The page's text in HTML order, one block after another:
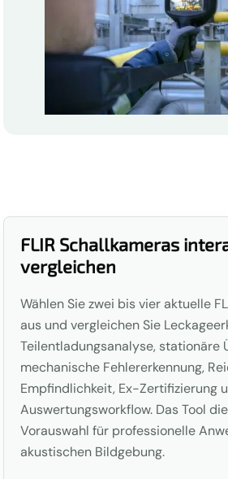
FLIR Schallkameras
vergleichen
Wählen Sie zwei bis vier aktuelle
aus und vergleichen Sie
Teilentladungsanalyse, stationäre
mechanische Fehlererkennung,
Empfindlichkeit, Ex-Zertifizierung
Auswertungsworkflow. Das Tool
Vorauswahl für professionelle
akustischen Bildgebung.